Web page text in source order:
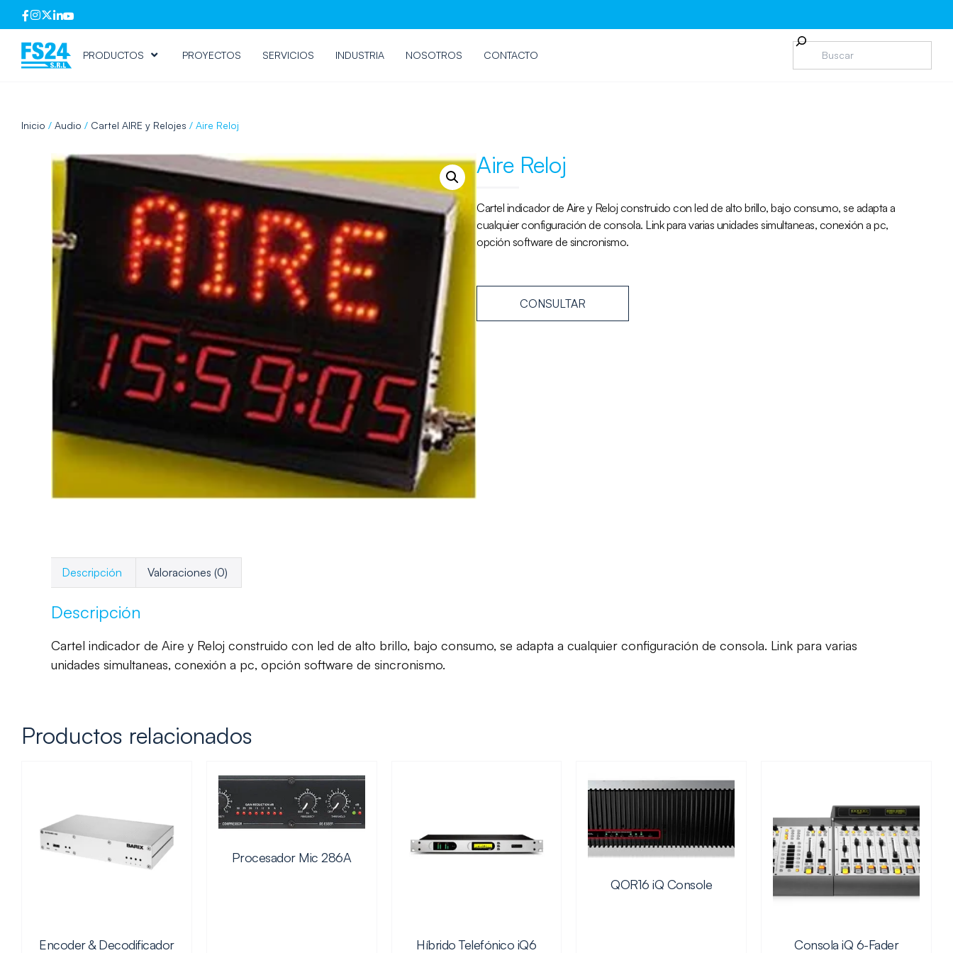
PRODUCTOS PROYECTOS SERVICIOS INDUSTRIA NOSOTROS CONTACTO
Inicio / Audio / Cartel AIRE y Relojes / Aire Reloj
Aire Reloj
Cartel indicador de Aire y Reloj construido con led de alto brillo, bajo consumo, se adapta a
cualquier configuración de consola. Link para varias unidades simultaneas, conexión a pc,
opción software de sincronismo.
CONSULTAR
Descripción Valoraciones (0)
Descripción
Cartel indicador de Aire y Reloj construido con led de alto brillo, bajo consumo, se adapta a cualquier configuración de consola. Link para varias
unidades simultaneas, conexión a pc, opción software de sincronismo.
Productos relacionados
Encoder & Decodificador
Procesador Mic 286A
Híbrido Telefónico iQ6
QOR16 iQ Console
Consola iQ 6-Fader